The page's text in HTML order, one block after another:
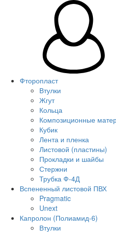
Фторопласт
Втулки
Жгут
Кольца
Композиционные
Кубик
Лента и пленка
Листовой (пластины)
Прокладки и шайбы
Стержни
Трубка Ф-4Д
Вспененный листовой ПВХ
Pragmatic
Unext
Капролон (Полиамид-6)
Втулки